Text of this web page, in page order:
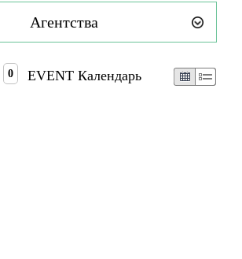
Агентства
0 EVENT Календарь